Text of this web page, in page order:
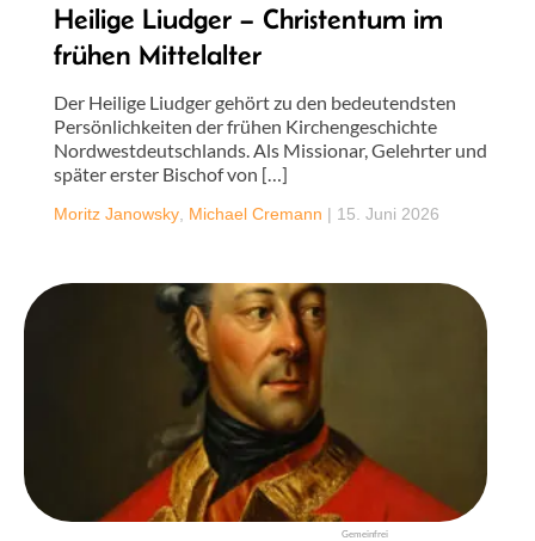
Heilige Liudger – Christentum im
frühen Mittelalter
Der Heilige Liudger gehört zu den bedeutendsten
Persönlichkeiten der frühen Kirchengeschichte
Nordwestdeutschlands. Als Missionar, Gelehrter und
später erster Bischof von […]
Moritz Janowsky Michael Cremann | 15. Juni 2026
Gemeinfrei